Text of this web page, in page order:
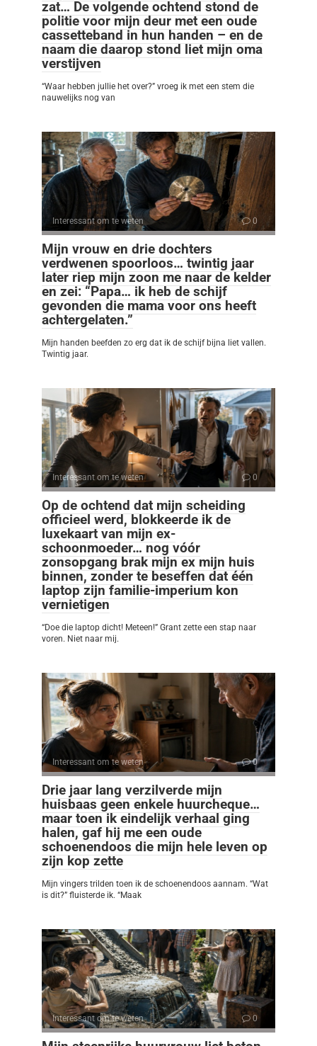
zat… De volgende ochtend stond de
politie voor mijn deur met een oude
cassetteband in hun handen – en de
naam die daarop stond liet mijn oma
verstijven
“Waar hebben jullie het over?” vroeg ik met een stem die
nauwelijks nog van
Interessant om te weten 0
Mijn vrouw en drie dochters
verdwenen spoorloos… twintig jaar
later riep mijn zoon me naar de kelder
en zei: “Papa… ik heb de schijf
gevonden die mama voor ons heeft
achtergelaten.”
Mijn handen beefden zo erg dat ik de schijf bijna liet vallen.
Twintig jaar.
Interessant om te weten 0
Op de ochtend dat mijn scheiding
officieel werd, blokkeerde ik de
luxekaart van mijn ex-
schoonmoeder… nog vóór
zonsopgang brak mijn ex mijn huis
binnen, zonder te beseffen dat één
laptop zijn familie-imperium kon
vernietigen
“Doe die laptop dicht! Meteen!” Grant zette een stap naar
voren. Niet naar mij.
Interessant om te weten 0
Drie jaar lang verzilverde mijn
huisbaas geen enkele huurcheque…
maar toen ik eindelijk verhaal ging
halen, gaf hij me een oude
schoenendoos die mijn hele leven op
zijn kop zette
Mijn vingers trilden toen ik de schoenendoos aannam. “Wat
is dit?” fluisterde ik. “Maak
Interessant om te weten 0